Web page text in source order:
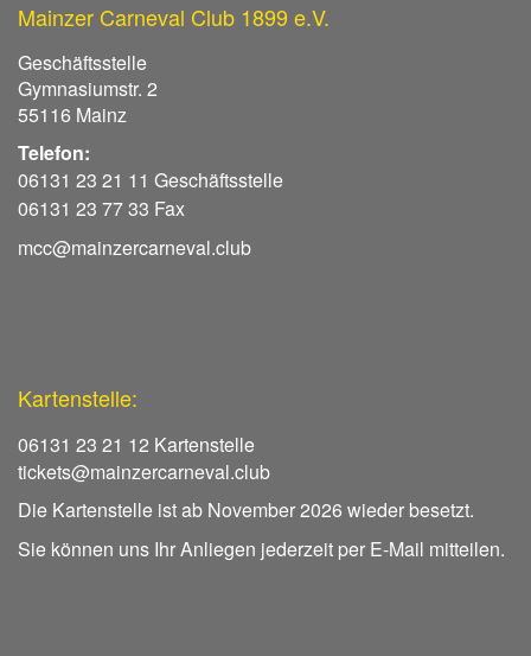
Mainzer Carneval Club 1899 e.V.
Geschäftsstelle
Gymnasiumstr. 2
55116 Mainz
Telefon:
06131 23 21 11 Geschäftsstelle
06131 23 77 33 Fax
mcc@mainzercarneval.club
Kartenstelle:
06131 23 21 12 Kartenstelle
tickets@mainzercarneval.club
Die Kartenstelle ist ab November 2026 wieder besetzt.
Sie können uns Ihr Anliegen jederzeit per E-Mail mitteilen.